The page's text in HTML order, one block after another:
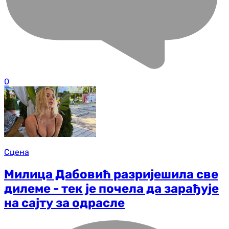
0
Сцена
Милица Дабовић разријешила све
дилеме - тек је почела да зарађује
на сајту за одрасле